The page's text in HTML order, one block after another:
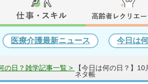
医療介護最新ニュース 今日は
の日？雑学記事一覧 >
【今日は何の日？】
ネタ帳